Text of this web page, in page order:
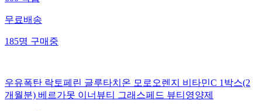
무료배송
185명구매중
우유폭탄 락토페린 글루타치온 모로오렌지 비타민C 1박스(2
개월분) 베르가못 이너뷰티 그래스페드 뷰티영양제